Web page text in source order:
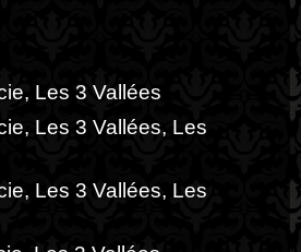
Les 3 Vallées
Les 3 Vallées, Les
Les 3 Vallées, Les